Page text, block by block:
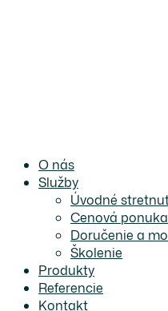
O nás
Služby
Úvodné
Cenová ponuka
Doručenie a
Školenie
Produkty
Referencie
Kontakt